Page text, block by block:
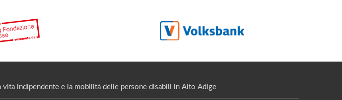
indipendente e la mobilità delle persone disabili in Alto Adige